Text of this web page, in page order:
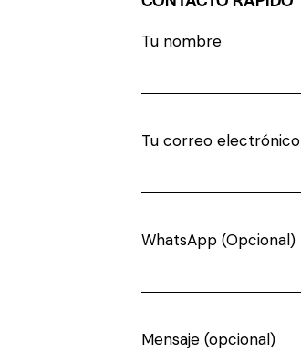
Tu nombre
Tu correo electrónico
WhatsApp (Opcional)
Mensaje (opcional)